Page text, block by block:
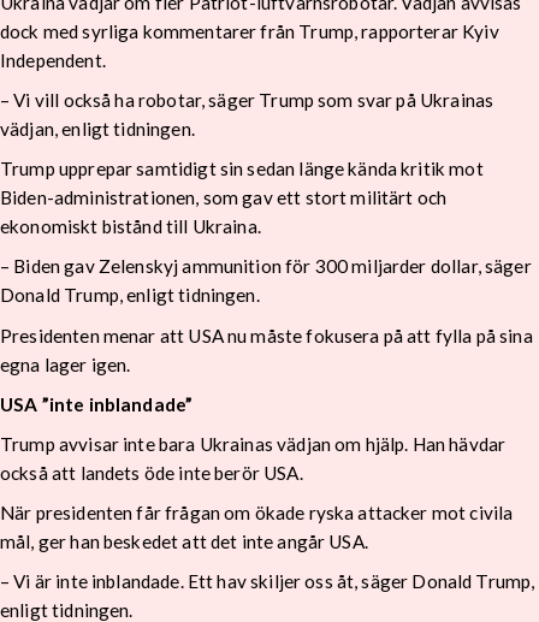
dock med syrliga kommentarer från Trump, rapporterar Kyiv
Independent.
– Vi vill också ha robotar, säger Trump som svar på Ukrainas
vädjan, enligt tidningen.
Trump upprepar samtidigt sin sedan länge kända kritik mot
Biden-administrationen, som gav ett stort militärt och
ekonomiskt bistånd till Ukraina.
– Biden gav Zelenskyj ammunition för 300 miljarder dollar, säger
Donald Trump, enligt tidningen.
Presidenten menar att USA nu måste fokusera på att fylla på sina
egna lager igen.
USA ”inte inblandade”
Trump avvisar inte bara Ukrainas vädjan om hjälp. Han hävdar
också att landets öde inte berör USA.
När presidenten får frågan om ökade ryska attacker mot civila
mål, ger han beskedet att det inte angår USA.
– Vi är inte inblandade. Ett hav skiljer oss åt, säger Donald Trump,
enligt tidningen.